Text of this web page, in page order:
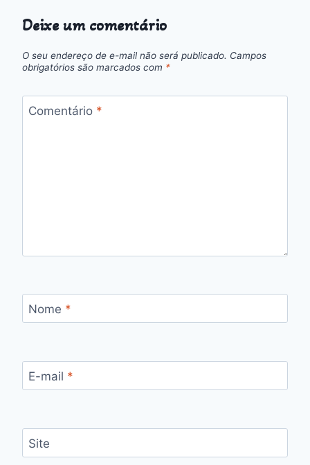
Deixe um comentário
O seu endereço de e-mail não será publicado. Campos
obrigatórios são marcados com *
Comentário *
Nome *
E-mail *
Site